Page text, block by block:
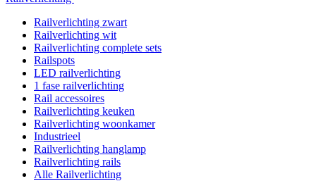
Railverlichting zwart
Railverlichting wit
Railverlichting complete sets
Railspots
LED railverlichting
1 fase railverlichting
Rail accessoires
Railverlichting keuken
Railverlichting woonkamer
Industrieel
Railverlichting hanglamp
Railverlichting rails
Alle Railverlichting